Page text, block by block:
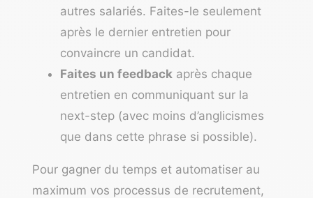
autres salariés. Faites-le seulement
après le dernier entretien pour
convaincre un candidat.
Faites un feedback après chaque
entretien en communiquant sur la
next-step (avec moins d’anglicismes
que dans cette phrase si possible).
Pour gagner du temps et automatiser au
maximum vos processus de recrutement,